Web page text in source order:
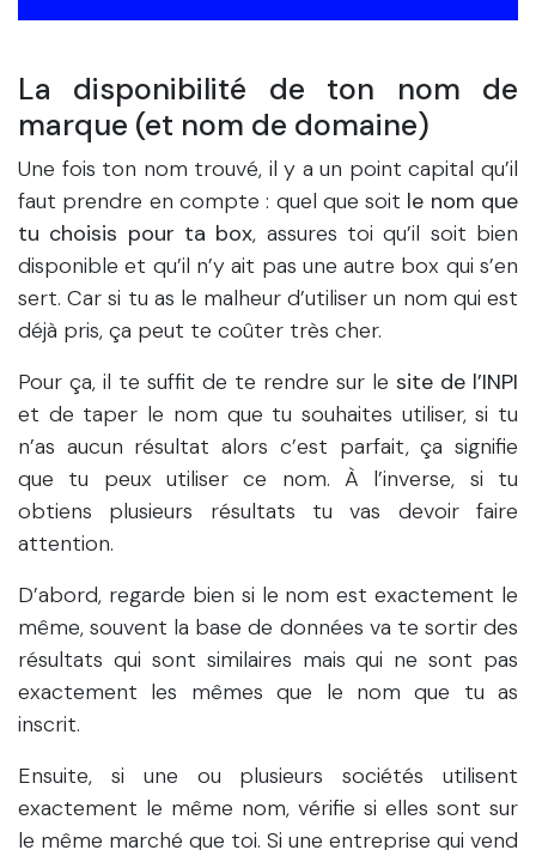
La disponibilité de ton nom de
marque (et nom de domaine)
Une fois ton nom trouvé, il y a un point capital qu’il
faut prendre en compte : quel que soit le nom que
tu choisis pour ta box, assures toi qu’il soit bien
disponible et qu’il n’y ait pas une autre box qui s’en
sert. Car si tu as le malheur d’utiliser un nom qui est
déjà pris, ça peut te coûter très cher.
Pour ça, il te suffit de te rendre sur le site de l’INPI
et de taper le nom que tu souhaites utiliser, si tu
n’as aucun résultat alors c’est parfait, ça signifie
que tu peux utiliser ce nom. À l’inverse, si tu
obtiens plusieurs résultats tu vas devoir faire
attention.
D’abord, regarde bien si le nom est exactement le
même, souvent la base de données va te sortir des
résultats qui sont similaires mais qui ne sont pas
exactement les mêmes que le nom que tu as
inscrit.
Ensuite, si une ou plusieurs sociétés utilisent
exactement le même nom, vérifie si elles sont sur
le même marché que toi. Si une entreprise qui vend